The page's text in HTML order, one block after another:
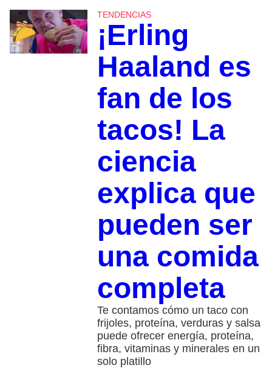
TENDENCIAS
¡Erling
Haaland es
fan de los
tacos! La
ciencia
explica que
pueden ser
una comida
completa
Te contamos cómo un taco con
frijoles, proteína, verduras y salsa
puede ofrecer energía, proteína,
fibra, vitaminas y minerales en un
solo platillo